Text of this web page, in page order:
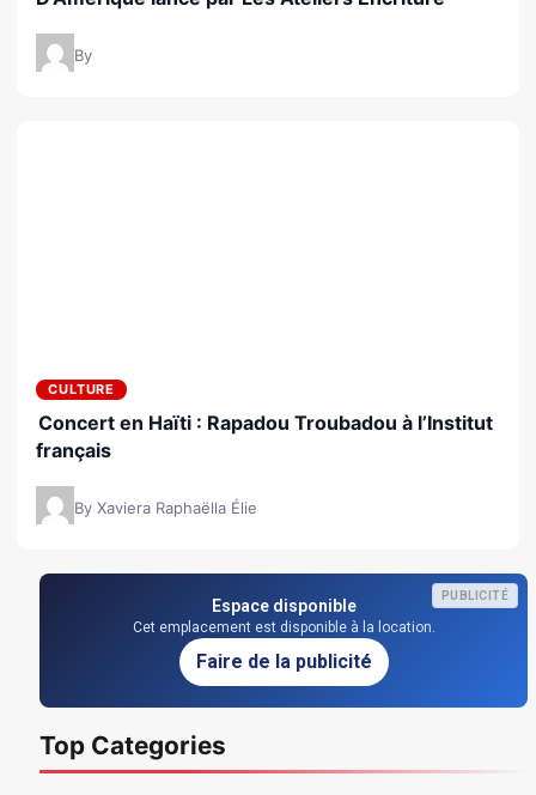
By
CULTURE
Concert en Haïti : Rapadou Troubadou à l’Institut
français
By Xaviera Raphaëlla Élie
PUBLICITÉ
Espace disponible
Cet emplacement est disponible à la location.
Faire de la publicité
Top Categories